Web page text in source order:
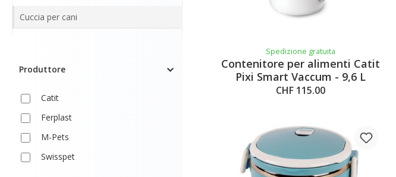
Cuccia per cani
Produttore
Catit
Ferplast
M-Pets
Swisspet
Spedizione gratuita
Contenitore per alimenti Catit
Pixi Smart Vaccum - 9,6 L
CHF 115.00